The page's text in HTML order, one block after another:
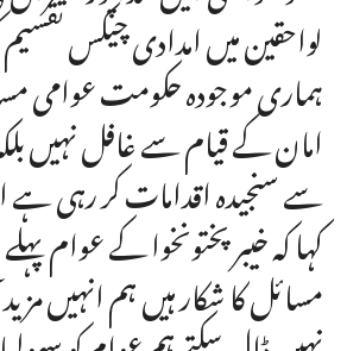
لواحقین میں امدادی چیکس
ہماری موجودہ حکومت عوامی
امان کے قیام سے غافل نہیں
سے سنجیدہ اقدامات کر رہی
کہا کہ خیبر پختونخوا کے عوام
مسائل کا شکار ہیں ہم انہیں